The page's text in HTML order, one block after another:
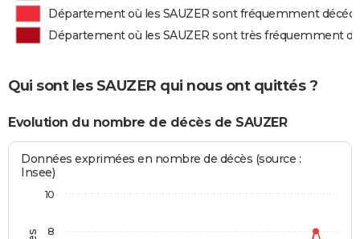
Département où les SAUZER sont fréquemment
Département où les SAUZER sont très fréquemment
Qui sont les SAUZER qui nous ont quittés ?
Evolution du nombre de décès de SAUZER
Données exprimées en nombre de décès (source :
Insee)
8
10